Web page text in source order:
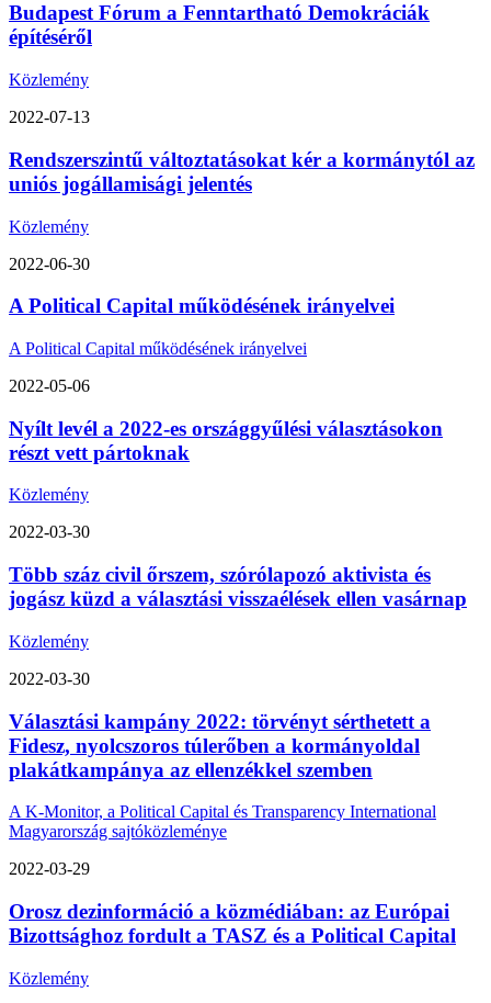
Budapest Fórum a Fenntartható Demokráciák
építéséről
Közlemény
2022-07-13
Rendszerszintű változtatásokat kér a kormánytól az
uniós jogállamisági jelentés
Közlemény
2022-06-30
A Political Capital működésének irányelvei
A Political Capital működésének irányelvei
2022-05-06
Nyílt levél a 2022-es országgyűlési választásokon
részt vett pártoknak
Közlemény
2022-03-30
Több száz civil őrszem, szórólapozó aktivista és
jogász küzd a választási visszaélések ellen vasárnap
Közlemény
2022-03-30
Választási kampány 2022: törvényt sérthetett a
Fidesz, nyolcszoros túlerőben a kormányoldal
plakátkampánya az ellenzékkel szemben
A K-Monitor, a Political Capital és Transparency International
Magyarország sajtóközleménye
2022-03-29
Orosz dezinformáció a közmédiában: az Európai
Bizottsághoz fordult a TASZ és a Political Capital
Közlemény